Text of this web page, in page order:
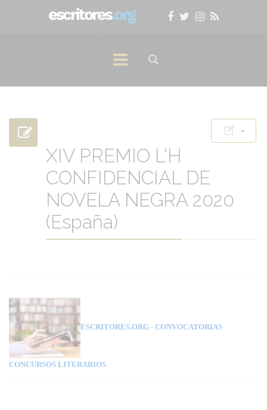
XIV PREMIO L'H
CONFIDENCIAL DE
NOVELA NEGRA 2020
(España)
ESCRITORES.ORG - CONVOCATORIAS
CONCURSOS LITERARIOS